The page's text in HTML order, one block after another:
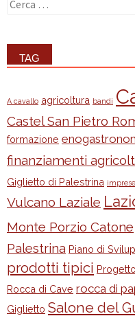
TAG
A cavallo agricoltura bandi
Castel San Pietro
formazione
finanziamenti
Giglietto di Palestrina imprese
Vulcano Laziale
Monte Porzio Catone
Palestrina Piano di
prodotti tipici
Rocca di Cave rocca di
Giglietto Salone del